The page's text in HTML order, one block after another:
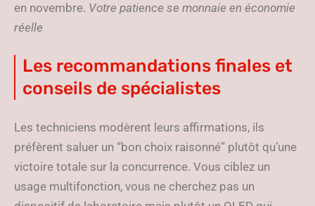
en novembre. Votre patience se monnaie en économie
réelle
Les recommandations finales et
conseils de spécialistes
Les techniciens modèrent leurs affirmations, ils
préfèrent saluer un “bon choix raisonné” plutôt qu’une
victoire totale sur la concurrence. Vous ciblez un
usage multifonction, vous ne cherchez pas un